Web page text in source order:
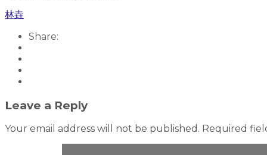
林垚
Share:
Leave a Reply
Your email address will not be published. Required